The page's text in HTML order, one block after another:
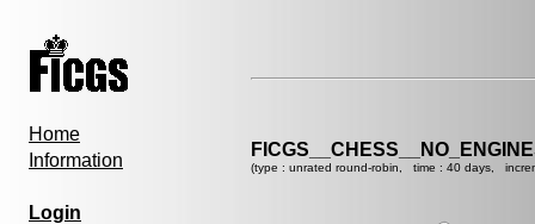
Home
Information
Login
(type : unrated round-robin, time : 40 days,